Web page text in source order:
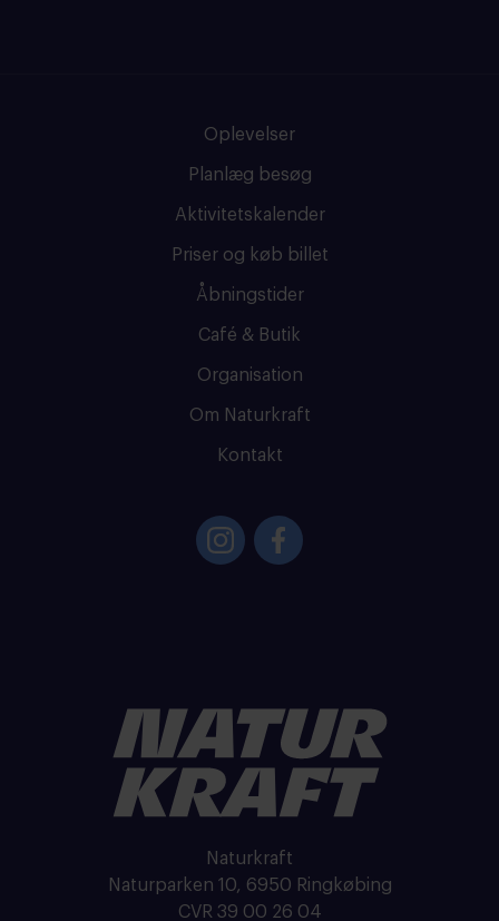
Oplevelser
Planlæg besøg
Aktivitetskalender
Priser og køb billet
Åbningstider
Café & Butik
Organisation
Om Naturkraft
Kontakt
Naturkraft
Naturparken 10, 6950 Ringkøbing
CVR 39 00 26 04